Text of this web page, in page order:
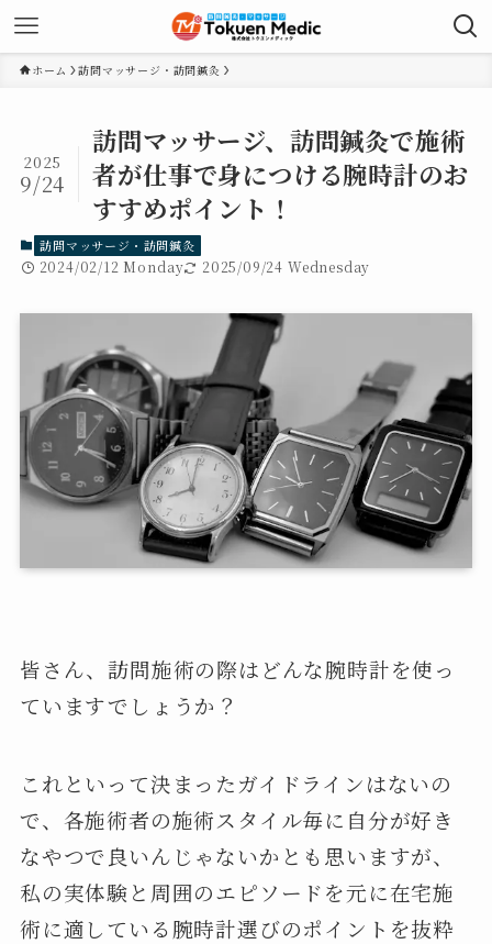
ホーム 訪問マッサージ・訪問鍼灸
訪問マッサージ、訪問鍼灸で施術
者が仕事で身につける腕時計のお
すすめポイント！
2025
9/24
訪問マッサージ・訪問鍼灸
2024/02/12 Monday 2025/09/24 Wednesday
皆さん、訪問施術の際はどんな腕時計を使っ
ていますでしょうか？
これといって決まったガイドラインはないの
で、各施術者の施術スタイル毎に自分が好き
なやつで良いんじゃないかとも思いますが、
私の実体験と周囲のエピソードを元に在宅施
術に適している腕時計選びのポイントを抜粋
か？